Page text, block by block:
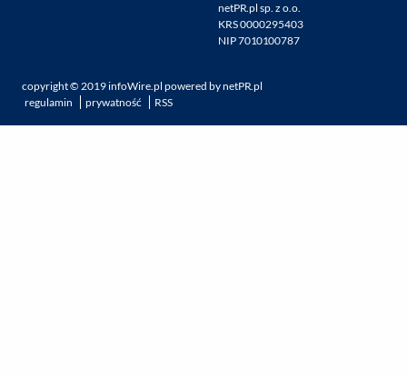
netPR.pl sp. z o.o.
KRS 0000295403
NIP 7010100787
copyright ©2019infoWire.pl powered bynetPR.pl
regulamin
prywatność RSS